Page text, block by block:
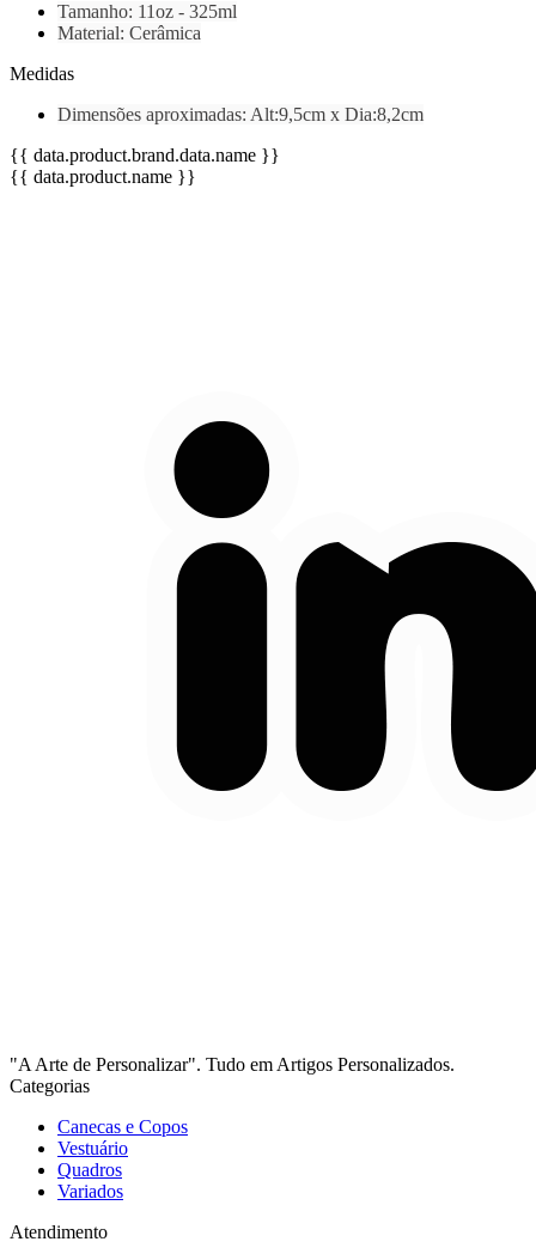
Tamanho: 11oz - 325ml
Material: Cerâmica
Medidas
Dimensões aproximadas: Alt:9,5cm x Dia:8,2cm
{{ data.product.brand.data.name }}
{{ data.product.name }}
"A Arte de Personalizar". Tudo em Artigos Personalizados.
Categorias
Canecas e Copos
Vestuário
Quadros
Variados
Atendimento